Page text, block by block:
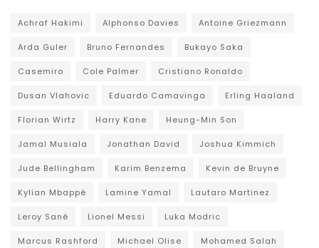
Achraf Hakimi Alphonso Davies Antoine Griezmann
Arda Guler Bruno Fernandes Bukayo Saka
Casemiro Cole Palmer Cristiano Ronaldo
Dusan Vlahovic Eduardo Camavinga Erling Haaland
Florian Wirtz Harry Kane Heung-Min Son
Jamal Musiala Jonathan David Joshua Kimmich
Jude Bellingham Karim Benzema Kevin de Bruyne
Kylian Mbappé Lamine Yamal Lautaro Martinez
Leroy Sané Lionel Messi Luka Modric
Marcus Rashford Michael Olise Mohamed Salah